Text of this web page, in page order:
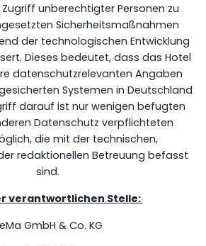
unberechtigter Personen zu
Sicherheitsmaßnahmen
der technologischen Entwicklung
Dieses bedeutet, dass das Hotel
datenschutzrelevanten Angaben
Systemen in Deutschland
darauf ist nur wenigen befugten
Datenschutz verpflichteten
die mit der technischen,
redaktionellen Betreuung befasst
sind.
verantwortlichen Stelle:
GmbH & Co. KG